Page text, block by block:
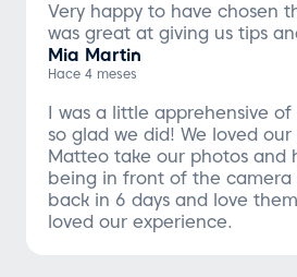
Very happy to have chosen
was great at giving us tips
Mia Martin
Hace 4 meses
I was a little apprehensive
so glad we did! We loved
Matteo take our photos and
being in front of the camera
back in 6 days and love
loved our experience.